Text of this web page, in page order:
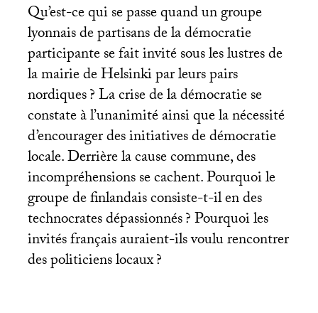
Qu’est-ce qui se passe quand un groupe
lyonnais de partisans de la démocratie
participante se fait invité sous les lustres de
la mairie de Helsinki par leurs pairs
nordiques? La crise de la démocratie se
constate à l’unanimité ainsi que la nécessité
d’encourager des initiatives de démocratie
locale. Derrière la cause commune, des
incompréhensions se cachent. Pourquoi le
groupe de finlandais consiste-t-il en des
technocrates dépassionnés? Pourquoi les
invités français auraient-ils voulu rencontrer
des politiciens locaux?